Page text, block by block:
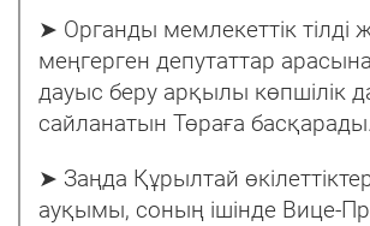
➤ Органды мемлекеттік тілді
меңгерген депутаттар
дауыс беру арқылы көпшілік
сайланатын Төраға басқарады.
➤ Заңда Құрылтай
ауқымы, соның ішінде Вице-